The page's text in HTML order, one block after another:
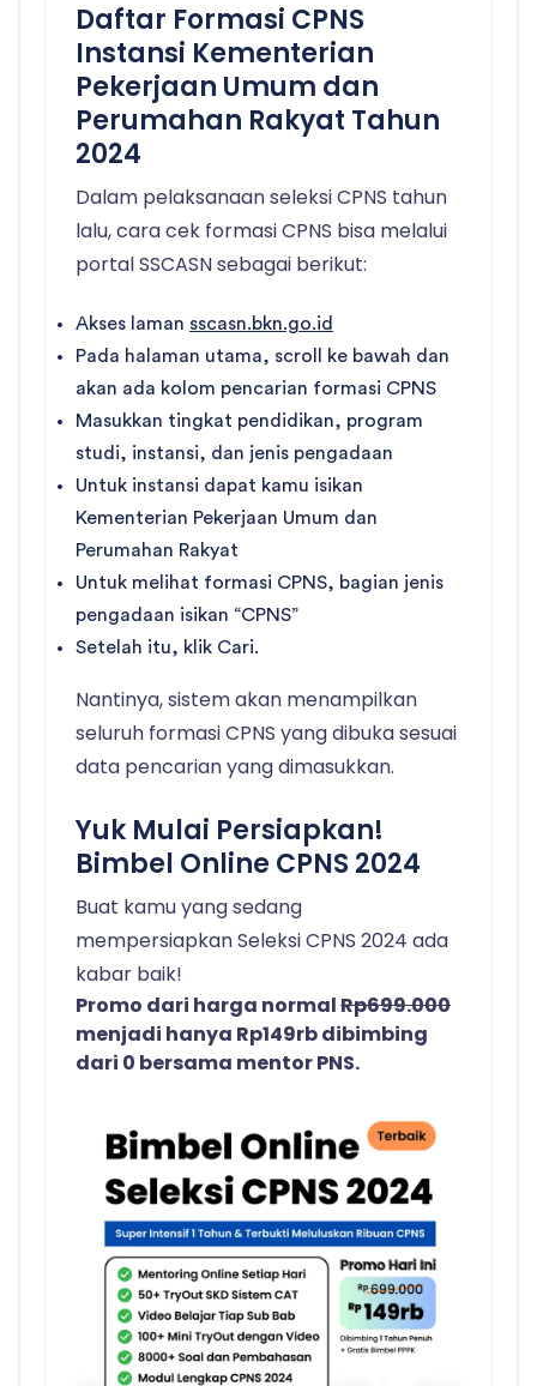
Daftar Formasi CPNS
Instansi Kementerian
Pekerjaan Umum dan
Perumahan Rakyat Tahun
2024
Dalam pelaksanaan seleksi CPNS tahun
lalu, cara cek formasi CPNS bisa melalui
portal SSCASN sebagai berikut:
Akses laman sscasn.bkn.go.id
Pada halaman utama, scroll ke bawah dan
akan ada kolom pencarian formasi CPNS
Masukkan tingkat pendidikan, program
studi, instansi, dan jenis pengadaan
Untuk instansi dapat kamu isikan
Kementerian Pekerjaan Umum dan
Perumahan Rakyat
Untuk melihat formasi CPNS, bagian jenis
pengadaan isikan “CPNS”
Setelah itu, klik Cari.
Nantinya, sistem akan menampilkan
seluruh formasi CPNS yang dibuka sesuai
data pencarian yang dimasukkan.
Yuk Mulai Persiapkan!
Bimbel Online CPNS 2024
Buat kamu yang sedang
mempersiapkan Seleksi CPNS 2024 ada
kabar baik!
Promo dari harga normalRp699.000
menjadi hanya Rp149rb dibimbing
dari 0 bersama mentor PNS.